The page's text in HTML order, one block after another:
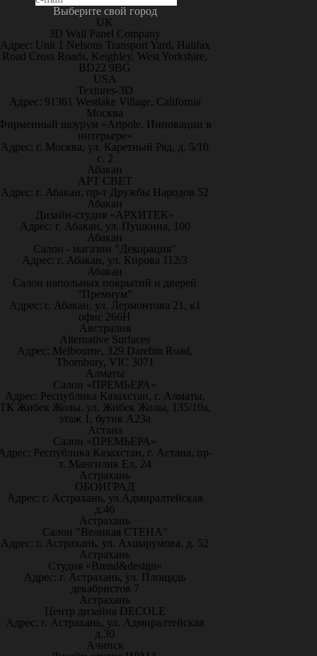
Выберите свой город
UK
3D Wall Panel Company
Адрес: Unit 1 Nelsons Transport Yard, Halifax
Road Cross Roads, Keighley, West Yorkshire,
BD22 9BG
USA
Textures-3D
Адрес: 91361 Westlake Village, California
Москва
шоурум «Artpole. Инновации в
интерьере»
Адрес: г. Москва, ул. Каретный Ряд, д. 5/10
с. 2
Абакан
АРТ СВЕТ
Адрес: г. Абакан, пр-т Дружбы Народов 52
Абакан
Дизайн-студия «АРХИТЕК»
Адрес: г. Абакан, ул. Пушкина, 100
Абакан
Салон - магазин "Декорация"
Адрес: г. Абакан, ул. Кирова 112/3
Абакан
Салон напольных покрытий и дверей
"Премиум"
Адрес: г. Абакан, ул. Лермонтова 21, к1
офис 266Н
Австралия
Alternative Surfaces
Адрес: Melbourne, 329 Darebin Road,
Thornbury, VIC 3071
Алматы
Салон «ПРЕМЬЕРА»
Адрес: Республика Казахстан, г. Алматы,
Жибек Жолы, ул. Жибек Жолы, 135/10а,
этаж 1, бутик А23а
Астана
Салон «ПРЕМЬЕРА»
Республика Казахстан, г. Астана, пр-
т. Мангилик Ел, 24
Астрахань
ОБОИГРАД
Адрес: г. Астрахань, ул.Адмиралтейская
д.46
Астрахань
Салон "Великая СТЕНА"
Адрес: г. Астрахань, ул. Ахшарумова, д. 52
Астрахань
Студия «Brend&design»
Адрес: г. Астрахань, ул. Площадь
декабристов 7
Астрахань
Центр дизайна DECOLE
Адрес: г. Астрахань, ул. Адмиралтейская
д.30
Ачинск